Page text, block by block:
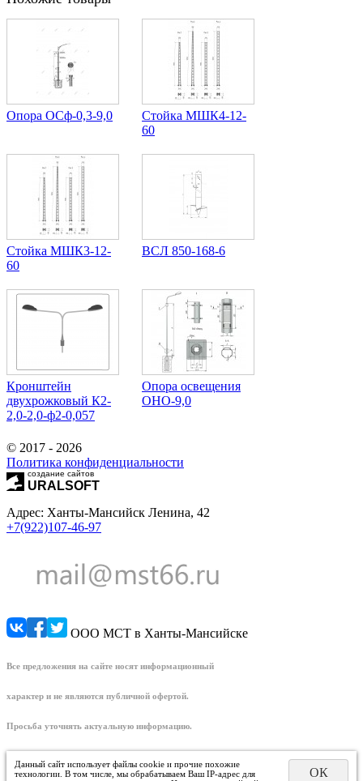
Опора ОСф-0,3-9,0
Стойка МШК4-12-
60
Стойка МШК3-12-
60
ВСЛ 850-168-6
Кронштейн
двухрожковый К2-
2,0-2,0-ф2-0,057
Опора освещения
ОНО-9,0
© 2017 - 2026
Политика конфиденциальности
создание сайтов
URALSOFT
Адрес: Ханты-Мансийск Ленина, 42
+7(922)107-46-97
ООО МСТ в Ханты-Мансийске
Все предложения на сайте носят информационный
характер и не являются публичной офертой.
Просьба уточнять актуальную информацию.
Данный сайт использует файлы cookie и прочие похожие
технологии. В том числе, мы обрабатываем Ваш IP-адрес для
ОК